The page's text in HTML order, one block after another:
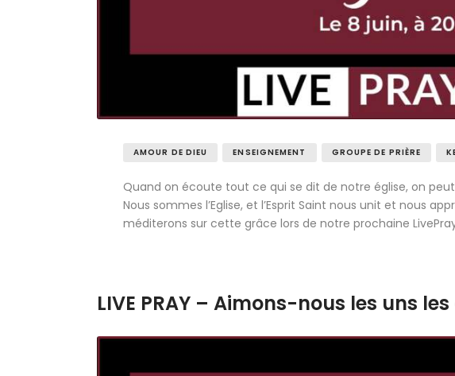
AMOUR DE DIEU ENSEIGNEMENT GROUPE DE PRIÈRE
Quand on écoute tout ce qui se dit de notre église, on peut
Nous sommes l’Eglise, et l’Esprit Saint nous unit et nous
méditerons sur cette grâce lors de notre prochaine
LIVE PRAY – Aimons-nous les uns